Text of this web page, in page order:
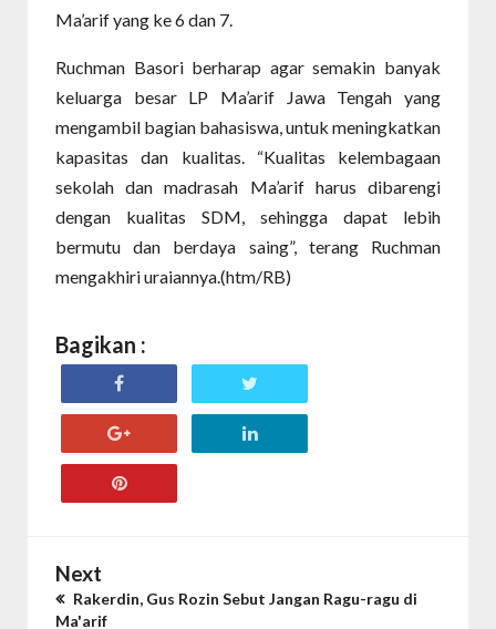
Ma’arif yang ke 6 dan 7.
Ruchman Basori berharap agar semakin banyak
keluarga besar LP Ma’arif Jawa Tengah yang
mengambil bagian bahasiswa, untuk meningkatkan
kapasitas dan kualitas. “Kualitas kelembagaan
sekolah dan madrasah Ma’arif harus dibarengi
dengan kualitas SDM, sehingga dapat lebih
bermutu dan berdaya saing”, terang Ruchman
mengakhiri uraiannya.(htm/RB)
Bagikan :
Next
Rakerdin, Gus Rozin Sebut Jangan Ragu-ragu di
Ma'arif